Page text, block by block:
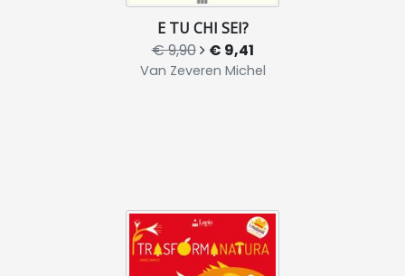
E TU CHI SEI?
€ 9,90 € 9,41
Van Zeveren Michel